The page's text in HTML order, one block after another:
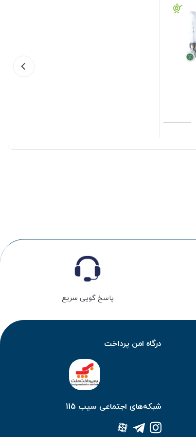
پاسخ گویی سریع
درگاه امن پرداخت
شبکه‌های اجتماعی سیب 115